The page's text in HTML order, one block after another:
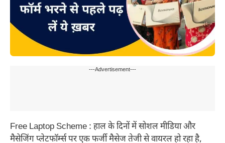
---Advertisement---
Free Laptop Scheme : हाल के दिनों में सोशल मीडिया और
मैसेजिंग प्लेटफॉर्म्स पर एक फर्जी मैसेज तेजी से वायरल हो रहा है,